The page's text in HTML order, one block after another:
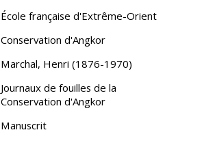
École française d'Extrême-Orient
Conservation d'Angkor
Marchal, Henri (1876-1970)
Journaux de fouilles de la
Conservation d'Angkor
Manuscrit